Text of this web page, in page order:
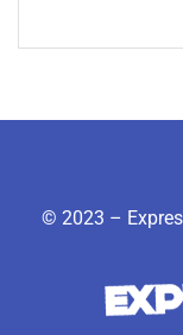
© 2023 –